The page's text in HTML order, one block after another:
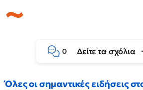
0 Δείτε τα σχόλια
Όλες οι σημαντικές ειδήσεις